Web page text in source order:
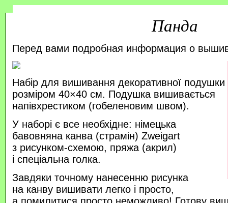
Панда
Перед вами подробная информация о
Набір для вишивання декоративної подушки
розміром 40×40 см. Подушка вишивається
напівхрестиком (гобеленовим швом).
У наборі є все необхідне: німецька
бавовняна канва (страмін) Zweigart
з рисунком-схемою, пряжа (акрил)
і спеціальна голка.
Завдяки точному нанесенню рисунка
на канву вишивати легко і просто,